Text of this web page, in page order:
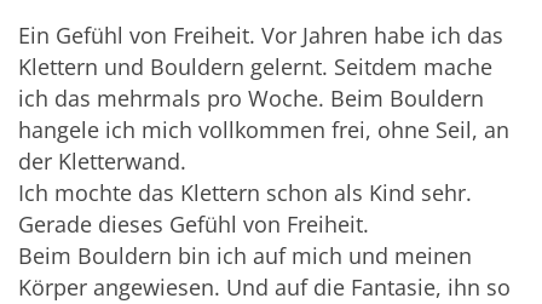
Ein Gefühl von Freiheit. Vor Jahren habe ich das
Klettern und Bouldern gelernt. Seitdem mache
ich das mehrmals pro Woche. Beim Bouldern
hangele ich mich vollkommen frei, ohne Seil, an
der Kletterwand.
Ich mochte das Klettern schon als Kind sehr.
Gerade dieses Gefühl von Freiheit.
Beim Bouldern bin ich auf mich und meinen
Körper angewiesen. Und auf die Fantasie, ihn so